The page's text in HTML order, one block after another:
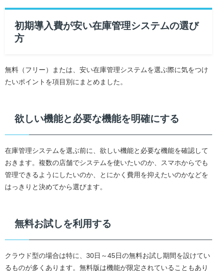
初期導入費が安い在庫管理システムの選び
方
無料（フリー）または、安い在庫管理システムを選ぶ際に気をつけ
たいポイントを項目別にまとめました。
欲しい機能と必要な機能を明確にする
在庫管理システムを選ぶ前に、欲しい機能と必要な機能を確認して
おきます。複数の店舗でシステムを使いたいのか、スマホからでも
管理できるようにしたいのか、とにかく費用を抑えたいのかなどを
はっきりと決めてから選びます。
無料お試しを利用する
クラウド型の場合は特に、30日～45日の無料お試し期間を設けてい
るものが多くあります。無料版は機能が限定されていることもあり